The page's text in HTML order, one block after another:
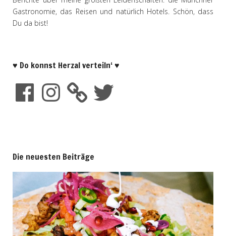
Gastronomie, das Reisen und natürlich Hotels. Schön, dass
Du da bist!
♥ Do konnst Herzal verteiln‘ ♥
Die neuesten Beiträge